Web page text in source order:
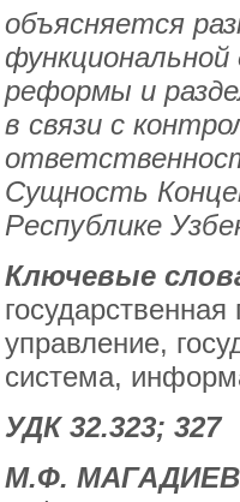
объясняется
реформы и
в связи с
Сущность
Республике
Ключевые
управление,
система,
УДК 32.323; 327
М.Ф. МАГАДИЕВ